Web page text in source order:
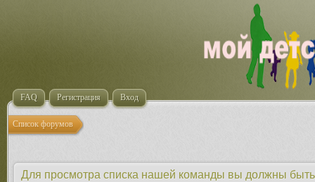
FAQ Регистрация Вход
Список форумов
Для просмотра списка нашей команды вы должны